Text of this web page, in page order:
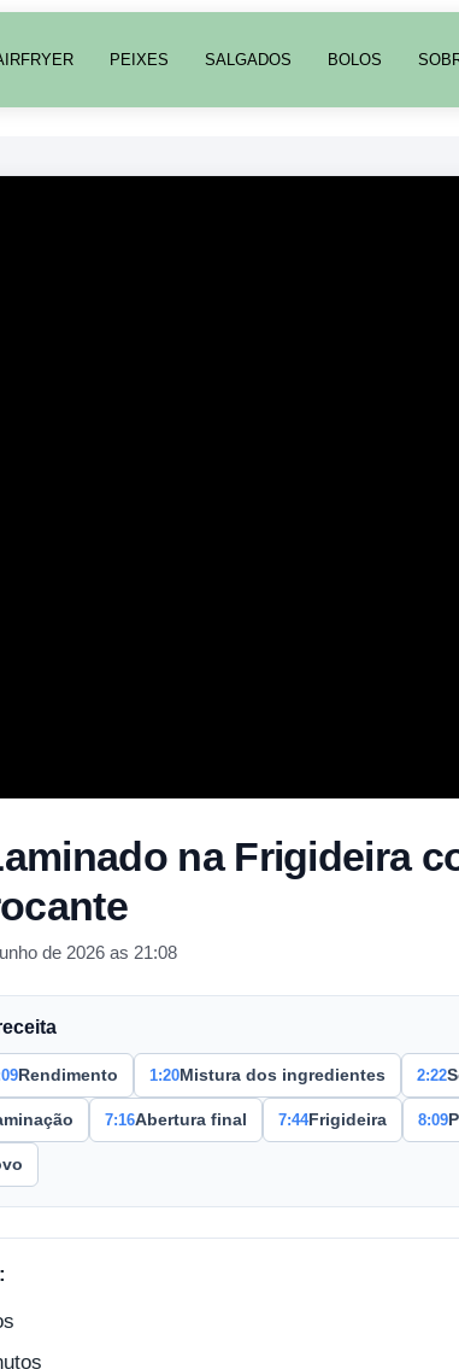
PEIXES SALGADOS BOLOS
na Frigideira
de 2026 as 21:08
Rendimento 1:20Mistura dos ingredientes 2:22
7:16Abertura final 7:44Frigideira 8:09